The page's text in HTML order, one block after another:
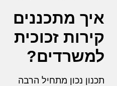
איך מתכננים
קירות זכוכית
למשרדים?
תכנון נכון מתחיל הרבה